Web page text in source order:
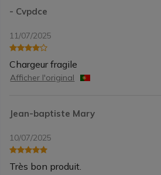
- Cvpdce
11/07/2025
Chargeur fragile
Afficher l'original
Jean-baptiste Mary
10/07/2025
Très bon produit.